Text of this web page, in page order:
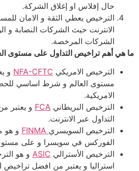
حال إفلاس او إغلاق الشركة.
الترخيص يعطي الثقة و الامان
الانترنت حيث الشركات النصابة و
الشركات المرخصة.
ما هي أهم تراخيص التداول على مستوى
الترخيص الامريكي NFA-CFTC و
مستوى العالم و شرط اساسي
الامريكية.
الترخيص البريطاني FCA و يعتبر
التداول عبر الانترنت.
الترخيص السويسري
و هو
الفوركس في سويسرا و على مستوى
الترخيص الأسترالي ASIC و هو
استراليا و يعتبر من افضل